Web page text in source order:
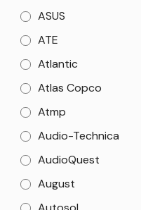
ASUS
ATE
Atlantic
Atlas Copco
Atmp
Audio-Technica
AudioQuest
August